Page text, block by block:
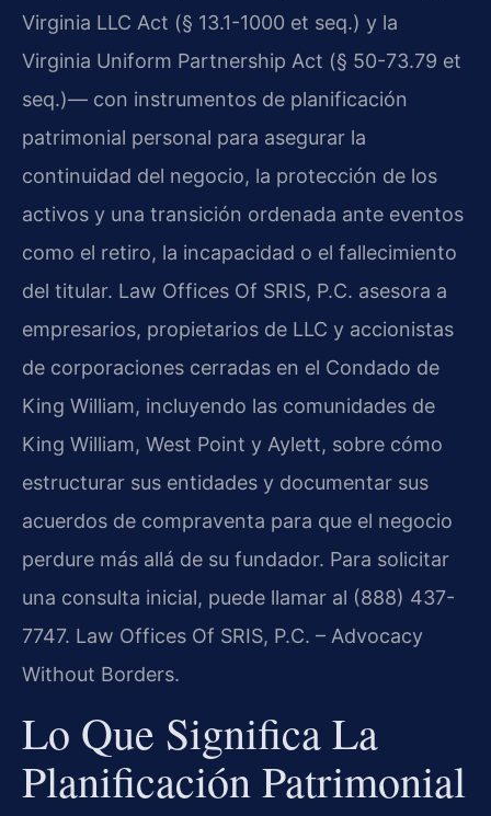
Virginia LLC Act (§ 13.1-1000 et seq.) y la
Virginia Uniform Partnership Act (§ 50-73.79 et
seq.)— con instrumentos de planificación
patrimonial personal para asegurar la
continuidad del negocio, la protección de los
activos y una transición ordenada ante eventos
como el retiro, la incapacidad o el fallecimiento
del titular. Law Offices Of SRIS, P.C. asesora a
empresarios, propietarios de LLC y accionistas
de corporaciones cerradas en el Condado de
King William, incluyendo las comunidades de
King William, West Point y Aylett, sobre cómo
estructurar sus entidades y documentar sus
acuerdos de compraventa para que el negocio
perdure más allá de su fundador. Para solicitar
una consulta inicial, puede llamar al (888) 437-
7747. Law Offices Of SRIS, P.C. – Advocacy
Without Borders.
Lo Que Significa La
Planificación Patrimonial